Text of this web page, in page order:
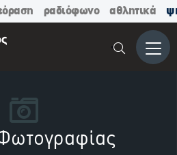
ραδιόφωνο αθλητικά
Μενού